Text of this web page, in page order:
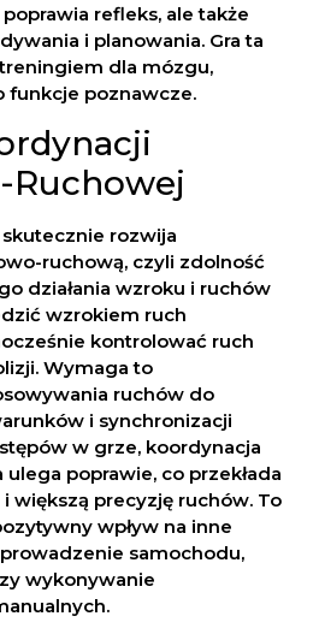
poprawia refleks, ale także
i planowania. Gra ta
dla mózgu,
funkcje poznawcze.
Ruchowej
skutecznie rozwija
ruchową, czyli zdolność
działania wzroku i ruchów
wzrokiem ruch
kontrolować ruch
Wymaga to
ruchów do
i synchronizacji
w grze, koordynacja
poprawie, co przekłada
większą precyzję ruchów. To
wpływ na inne
samochodu,
wykonywanie